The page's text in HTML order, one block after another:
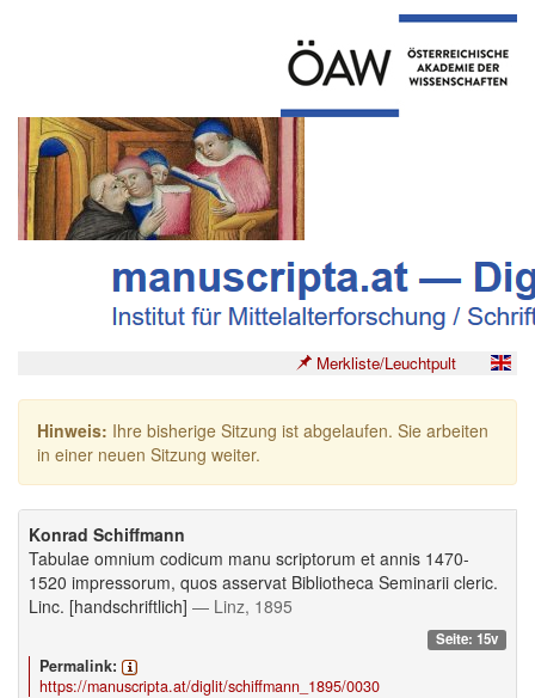
Merkliste/Leuchtpult
Hinweis: Ihre bisherige Sitzung ist abgelaufen. Sie arbeiten
in einer neuen Sitzung weiter.
Konrad Schiffmann
Tabulae omnium codicum manu scriptorum et annis 1470-
1520 impressorum, quos asservat Bibliotheca Seminarii cleric.
Linc. [handschriftlich] — Linz, 1895
Seite: 15v
Permalink:
https://manuscripta.at/diglit/schiffmann_1895/0030